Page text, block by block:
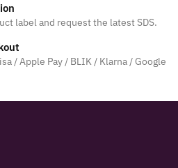
label and request the latest SDS.
/ Apple Pay / BLIK / Klarna / Google